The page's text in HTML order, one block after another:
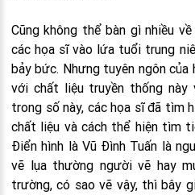
Cũng không thể bàn gì nhiều
các họa sĩ vào lứa tuổi trung
bảy bức. Nhưng tuyên ngôn
với chất liệu truyền thống này
trong số này, các họa sĩ đã tìm
chất liệu và cách thể hiện tìm
Điển hình là Vũ Đình Tuấn là
vẽ lụa thường người vẽ hay
trường, có sao vẽ vậy, thì bây